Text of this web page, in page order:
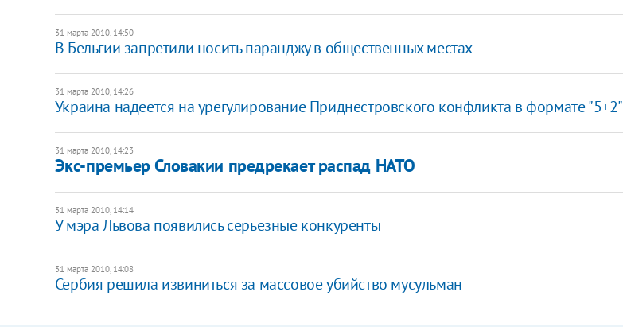
31 марта 2010, 14:50
В Бельгии запретили носить паранджу в общественных местах
31 марта 2010, 14:26
Украина надеется на урегулирование Приднестровского конфликта в формате "5+2"
31 марта 2010, 14:23
Экс-премьер Словакии предрекает распад НАТО
31 марта 2010, 14:14
У мэра Львова появились серьезные конкуренты
31 марта 2010, 14:08
Сербия решила извиниться за массовое убийство мусульман